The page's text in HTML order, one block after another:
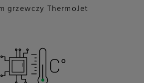
grzewczy ThermoJet